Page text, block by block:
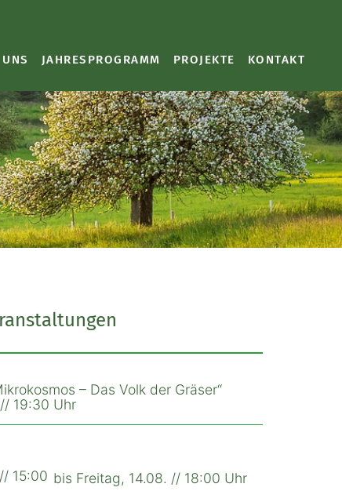
JAHRESPROGRAMM PROJEKTE KONTAKT
– Das Volk der Gräser“
19:30 Uhr
15:00 bis Freitag, 14.08. // 18:00 Uhr